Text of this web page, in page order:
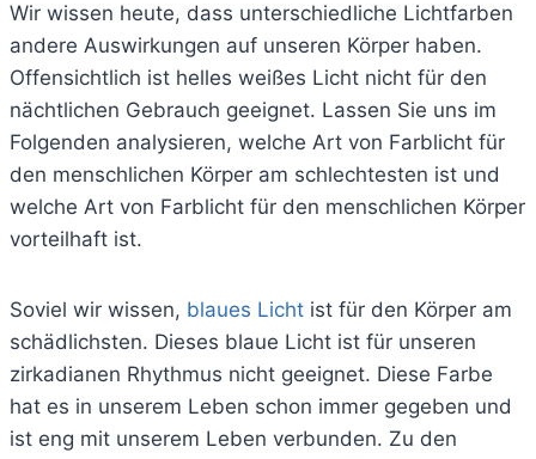
Wir wissen heute, dass unterschiedliche Lichtfarben
andere Auswirkungen auf unseren Körper haben.
Offensichtlich ist helles weißes Licht nicht für den
nächtlichen Gebrauch geeignet. Lassen Sie uns im
Folgenden analysieren, welche Art von Farblicht für
den menschlichen Körper am schlechtesten ist und
welche Art von Farblicht für den menschlichen Körper
vorteilhaft ist.
Soviel wir wissen, blaues Licht ist für den Körper am
schädlichsten. Dieses blaue Licht ist für unseren
zirkadianen Rhythmus nicht geeignet. Diese Farbe
hat es in unserem Leben schon immer gegeben und
ist eng mit unserem Leben verbunden. Zu den